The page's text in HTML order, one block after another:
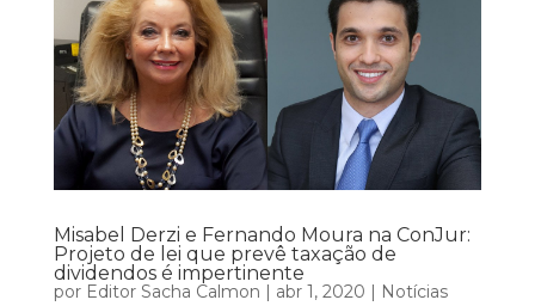
Misabel Derzi e Fernando Moura na ConJur:
Projeto de lei que prevê taxação de
dividendos é impertinente
por Editor Sacha Calmon | abr 1, 2020 | Notícias